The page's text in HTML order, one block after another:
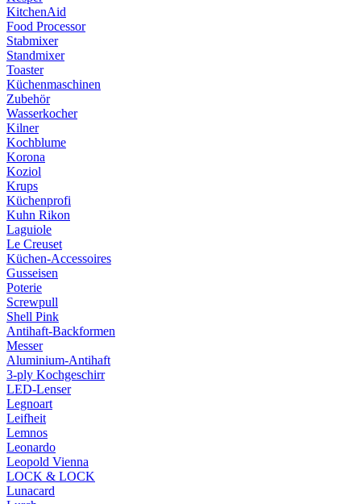
KitchenAid
Food Processor
Stabmixer
Standmixer
Toaster
Küchenmaschinen
Zubehör
Wasserkocher
Kilner
Kochblume
Korona
Koziol
Krups
Küchenprofi
Kuhn Rikon
Laguiole
Le Creuset
Küchen-Accessoires
Gusseisen
Poterie
Screwpull
Shell Pink
Antihaft-Backformen
Messer
Aluminium-Antihaft
3-ply Kochgeschirr
LED-Lenser
Legnoart
Leifheit
Lemnos
Leonardo
Leopold Vienna
LOCK & LOCK
Lunacard